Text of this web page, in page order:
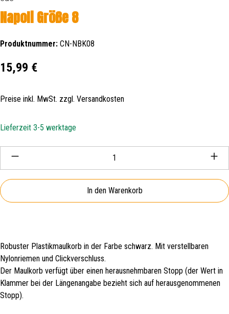
Napoli Größe 8
Produktnummer: CN-NBK08
Regulärer Preis:
15,99 €
Preise inkl. MwSt. zzgl. Versandkosten
Lieferzeit 3-5 werktage
Produkt Anzahl: Gib den gewünschten Wert ein oder
In den Warenkorb
Robuster Plastikmaulkorb in der Farbe schwarz. Mit verstellbaren
Nylonriemen und Clickverschluss.
Der Maulkorb verfügt über einen herausnehmbaren Stopp (der Wert in
Klammer bei der Längenangabe bezieht sich auf herausgenommenen
Stopp).